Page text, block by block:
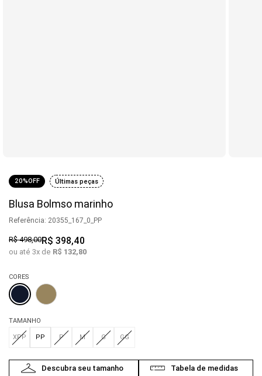
20%OFF Últimas peças
Blusa Bolmso marinho
Referência: 20355_167_0_PP
R$498,00R$ 398,40
ou até 3x de R$ 132,80
CORES
TAMANHO
PP P M G GG
XPP